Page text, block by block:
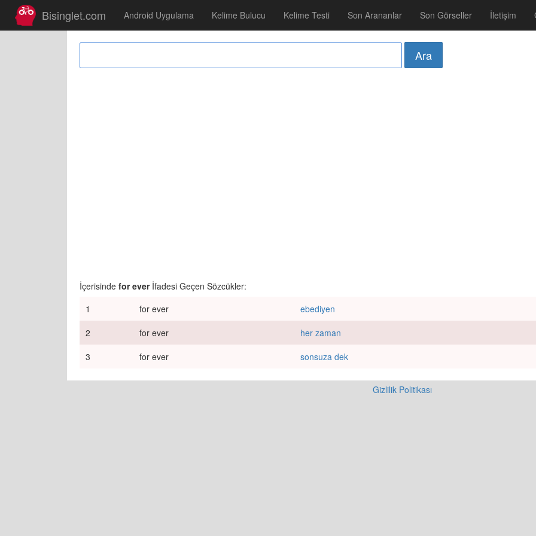
Bisinglet.com Android Uygulama Kelime Bulucu Kelime Testi Son Arananlar Son Görseller İletişim
İçerisinde for ever İfadesi Geçen Sözcükler:
1
for ever
ebediyen
2
for ever
her zaman
3
for ever sonsuza dek
Gizlilik Politikası